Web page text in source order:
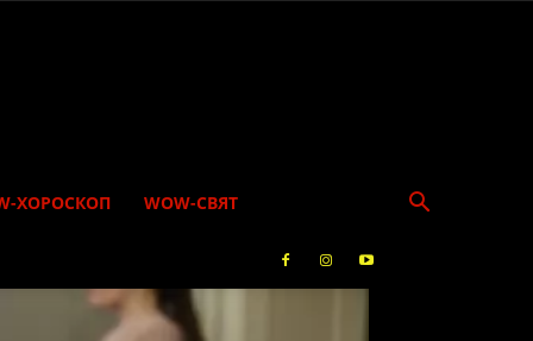
ХОРОСКОП WOW-СВЯТ